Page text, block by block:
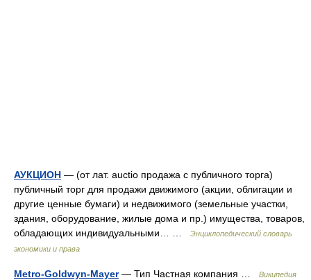
АУКЦИОН — (от лат. auctio продажа с публичного торга)
публичный торг для продажи движимого (акции, облигации и
другие ценные бумаги) и недвижимого (земельные участки,
здания, оборудование, жилые дома и пр.) имущества, товаров,
обладающих индивидуальными… …
Энциклопедический словарь
экономики и права
Metro-Goldwyn-Mayer— Тип Частная компания … Википедия